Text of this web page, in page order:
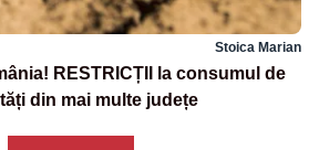
Stoica Marian
RESTRICȚII la consumul de
din mai multe județe